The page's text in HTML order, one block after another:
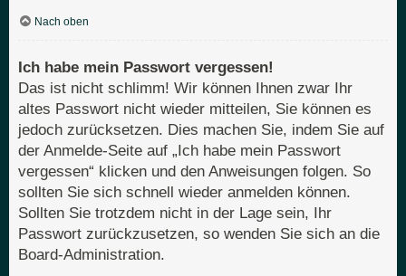
Nach oben
Ich habe mein Passwort vergessen!
Das ist nicht schlimm! Wir können Ihnen zwar Ihr
altes Passwort nicht wieder mitteilen, Sie können es
jedoch zurücksetzen. Dies machen Sie, indem Sie auf
der Anmelde-Seite auf „Ich habe mein Passwort
vergessen“ klicken und den Anweisungen folgen. So
sollten Sie sich schnell wieder anmelden können.
Sollten Sie trotzdem nicht in der Lage sein, Ihr
Passwort zurückzusetzen, so wenden Sie sich an die
Board-Administration.